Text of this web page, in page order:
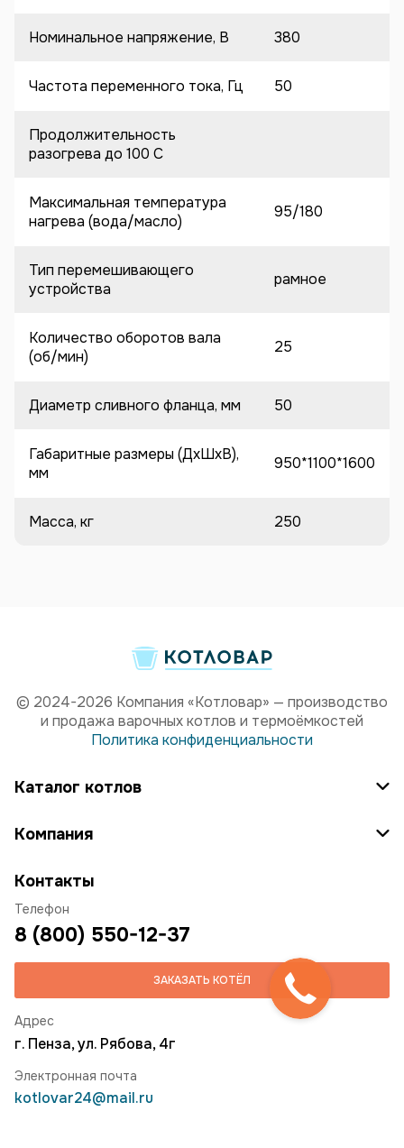
Номинальное напряжение, В 380
Частота переменного тока, Гц 50
Продолжительность
разогрева до 100 C
Максимальная температура
нагрева (вода/масло)
95/180
Тип перемешивающего
устройства
рамное
Количество оборотов вала
(об/мин)
25
Диаметр сливного фланца, мм 50
Габаритные размеры (ДхШхВ),
мм
950*1100*1600
Масса, кг 250
© 2024-2026 Компания «Котловар» — производство
и продажа варочных котлов и термоёмкостей
Политика конфиденциальности
Каталог котлов
Компания
Контакты
Телефон
8 (800) 550-12-37
ЗАКАЗАТЬ КОТЁЛ
Адрес
г. Пенза, ул. Рябова, 4г
Электронная почта
kotlovar24@mail.ru